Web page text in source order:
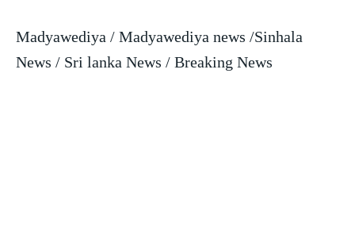
Madyawediya / Madyawediya news /Sinhala
News / Sri lanka News / Breaking News